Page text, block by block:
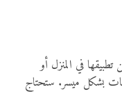
في المنزل أو
بشكل ميسر. ستحتاج